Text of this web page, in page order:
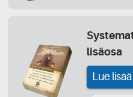
lisäosa
Lue lisää